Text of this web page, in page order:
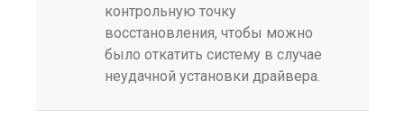
контрольную точку
восстановления, чтобы можно
было откатить систему в случае
неудачной установки драйвера.